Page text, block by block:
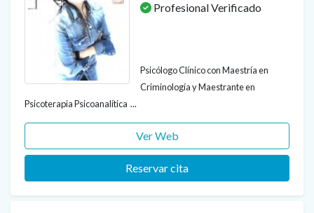
Profesional Verificado
Psicólogo Clínico con Maestría en
Criminología y Maestrante en
Psicoterapia Psicoanalítica ...
Ver Web
Reservar cita